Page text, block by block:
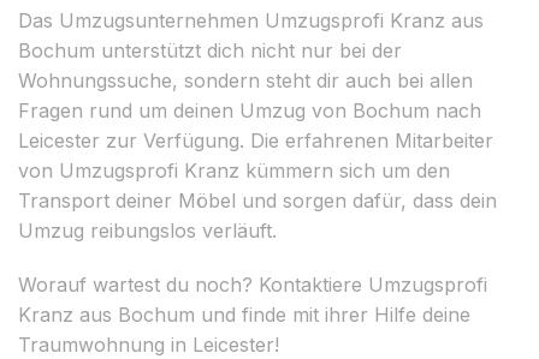
Das Umzugsunternehmen Umzugsprofi Kranz aus
Bochum unterstützt dich nicht nur bei der
Wohnungssuche, sondern steht dir auch bei allen
Fragen rund um deinen Umzug von Bochum nach
Leicester zur Verfügung. Die erfahrenen Mitarbeiter
von Umzugsprofi Kranz kümmern sich um den
Transport deiner Möbel und sorgen dafür, dass dein
Umzug reibungslos verläuft.
Worauf wartest du noch? Kontaktiere Umzugsprofi
Kranz aus Bochum und finde mit ihrer Hilfe deine
Traumwohnung in Leicester!